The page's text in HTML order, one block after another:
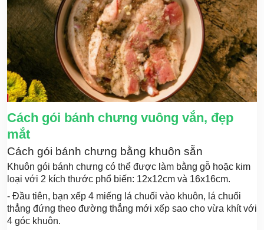
Cách gói bánh chưng vuông vắn, đẹp
mắt
Cách gói bánh chưng bằng khuôn sẵn
Khuôn gói bánh chưng có thể được làm bằng gỗ hoặc kim
loại với 2 kích thước phổ biến: 12x12cm và 16x16cm.
- Đầu tiên, bạn xếp 4 miếng lá chuối vào khuôn, lá chuối
thẳng đứng theo đường thẳng mới xếp sao cho vừa khít với
4 góc khuôn.